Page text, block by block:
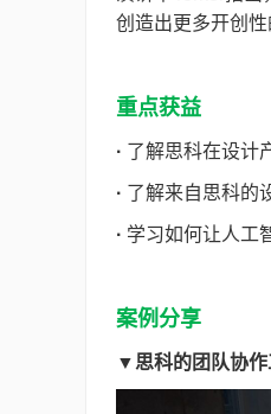
创造出更多开创
重点获益
· 了解思科在设计
· 了解来自思科的
· 学习如何让人工
案例分享
▼思科的团队协作